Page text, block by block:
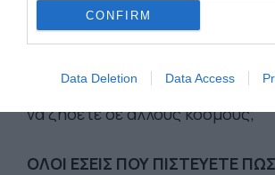
CONFIRM
Data Deletion Data Access
ΟΛΟΙ ΕΣΕΙΣ ΠΟΥ ΘΕΩΡΕΙΤΕπως
μήπως ελήλυθεν η ώρα να
να ζήσετε σε άλλους κόσμους;
ΟΛΟΙ ΕΣΕΙΣ ΠΟΥ ΠΙΣΤΕΥΕΤΕ